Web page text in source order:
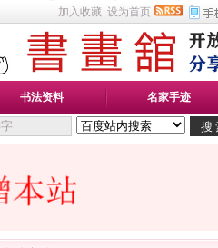
加入收藏 设为首页
书法资料 名家手迹